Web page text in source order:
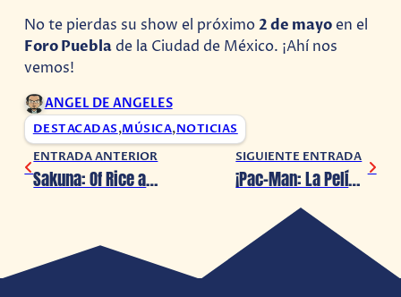
No te pierdas su show el próximo2 de mayoen el
Foro Pueblade la Ciudad de México. ¡Ahí nos
vemos!
ANGEL DE ANGELES
DESTACADAS,MÚSICA,NOTICIAS
ENTRADA ANTERIOR
Sakuna: Of Rice and Ruin tendrá adaptación al anime, llegará en 2024
SIGUIENTE ENTRADA
¡Pac-Man: La Película ha sido revelada!